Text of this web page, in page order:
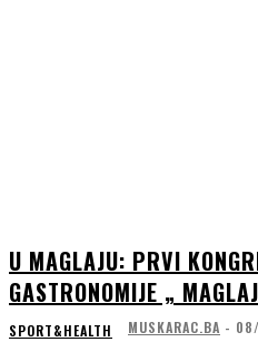
U MAGLAJU: PRVI
GASTRONOMIJE „
SPORT&HEALTH MUSKARAC.BA -